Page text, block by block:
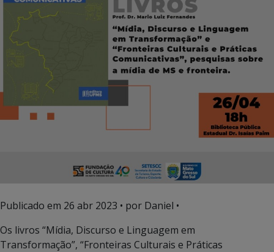
Publicado em 26 abr 2023 • por Daniel •
Os livros “Mídia, Discurso e Linguagem em
Transformação”, “Fronteiras Culturais e Práticas